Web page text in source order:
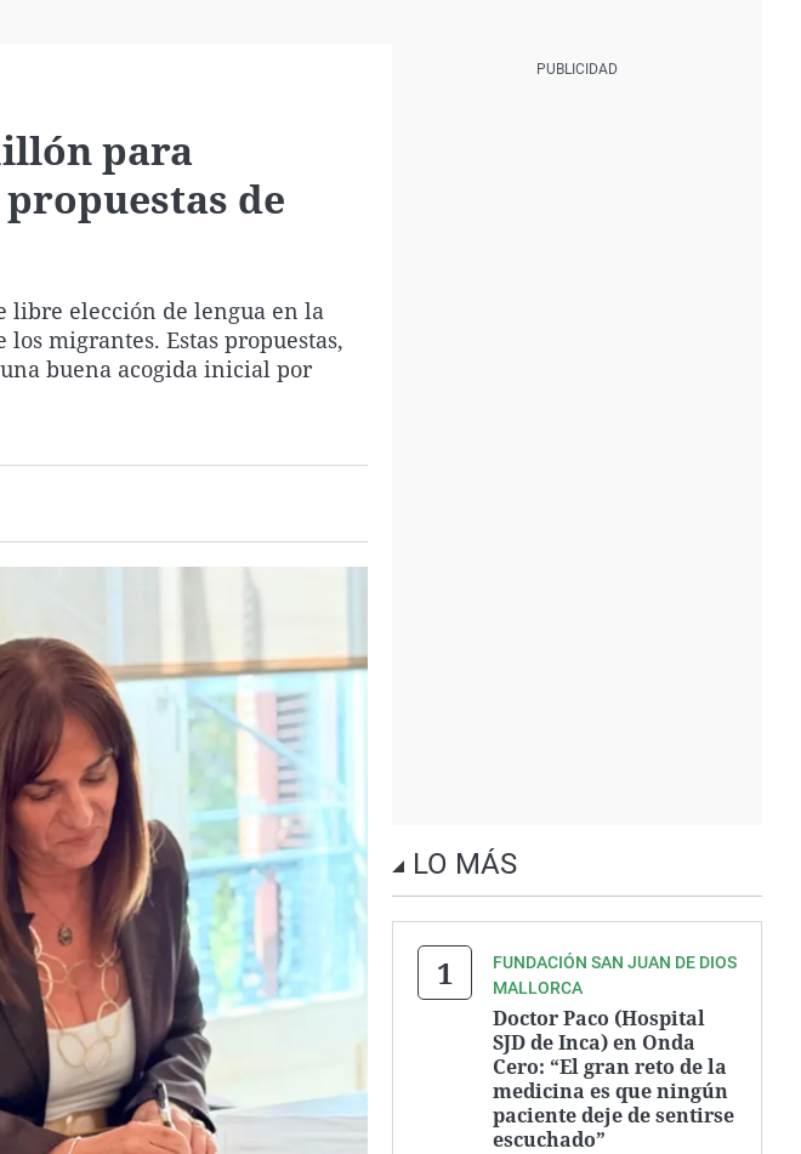
para
de
libre elección de lengua en la
migrantes. Estas propuestas,
buena acogida inicial por
LO MÁS
FUNDACIÓN SAN JUAN DE DIOS
MALLORCA
Doctor Paco (Hospital
SJD de Inca) en Onda
Cero: “El gran reto de la
medicina es que ningún
paciente deje de sentirse
escuchado”